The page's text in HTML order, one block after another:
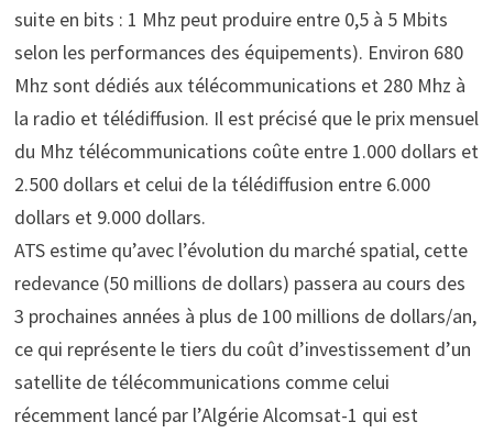
suite en bits : 1 Mhz peut produire entre 0,5 à 5 Mbits
selon les performances des équipements). Environ 680
Mhz sont dédiés aux télécommunications et 280 Mhz à
la radio et télédiffusion. Il est précisé que le prix mensuel
du Mhz télécommunications coûte entre 1.000 dollars et
2.500 dollars et celui de la télédiffusion entre 6.000
dollars et 9.000 dollars.
ATS estime qu’avec l’évolution du marché spatial, cette
redevance (50 millions de dollars) passera au cours des
3 prochaines années à plus de 100 millions de dollars/an,
ce qui représente le tiers du coût d’investissement d’un
satellite de télécommunications comme celui
récemment lancé par l’Algérie Alcomsat-1 qui est